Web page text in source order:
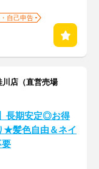
自己申告
店（直営売場
長期安定◎お得
★髪色自由＆ネイ
要